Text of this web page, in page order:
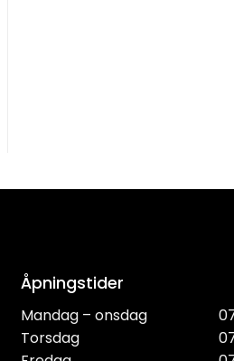
Åpningstider
Mandag – onsdag
Torsdag